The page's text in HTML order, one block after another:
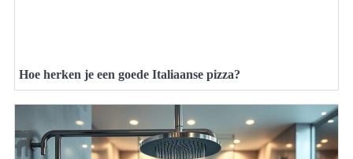
Hoe herken je een goede Italiaanse pizza?